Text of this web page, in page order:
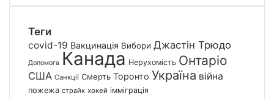
Теги
covid-19 Вакцинація Вибори Джастін Трюдо
Допомога Канада Нерухомість Онтаріо
США Санкції Смерть Торонто Україна війна
пожежа страйк хокей імміграція